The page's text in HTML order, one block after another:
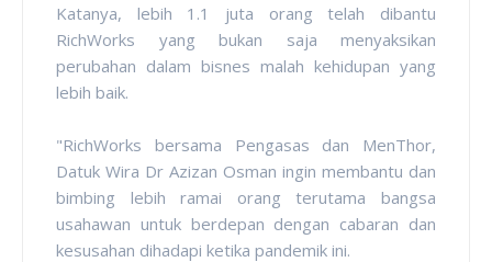
Katanya, lebih 1.1 juta orang telah dibantu
RichWorks yang bukan saja menyaksikan
perubahan dalam bisnes malah kehidupan yang
lebih baik.
"RichWorks bersama Pengasas dan MenThor,
Datuk Wira Dr Azizan Osman ingin membantu dan
bimbing lebih ramai orang terutama bangsa
usahawan untuk berdepan dengan cabaran dan
kesusahan dihadapi ketika pandemik ini.